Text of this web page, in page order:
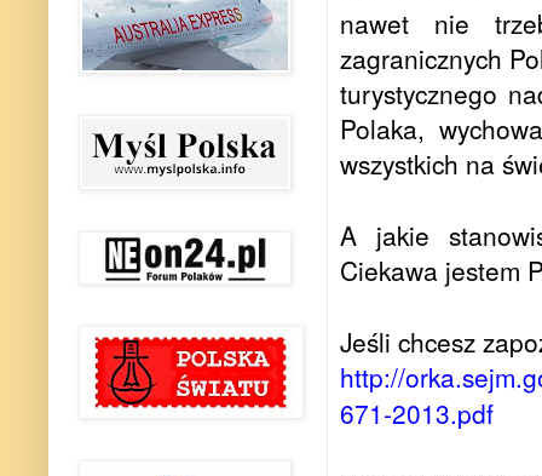
nawet nie
zagranicznych
turystycznego
Polaka,
wszystkich na
A jakie
Ciekawa jestem
Jeśli chcesz
http://
671-2013.pdf